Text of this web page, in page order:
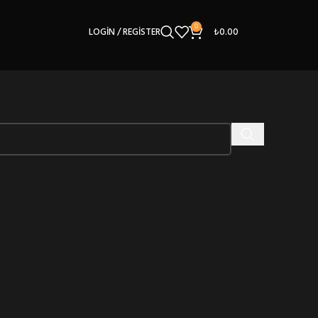
LOGIN / REGISTER 0 ₺0.00